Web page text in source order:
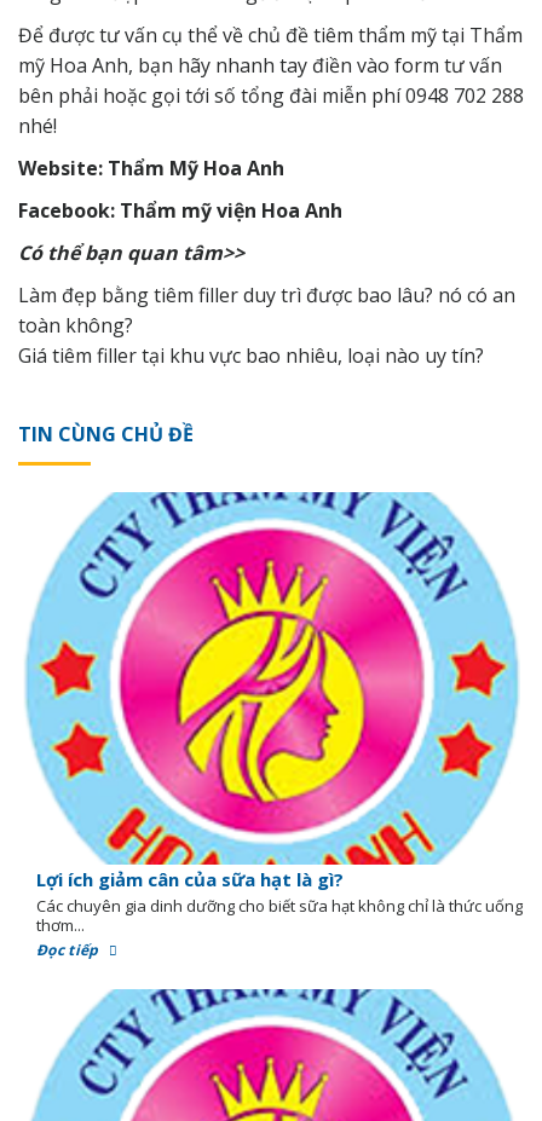
Để được tư vấn cụ thể về chủ đề tiêm thẩm mỹ tại Thẩm
mỹ Hoa Anh, bạn hãy nhanh tay điền vào form tư vấn
bên phải hoặc gọi tới số tổng đài miễn phí 0948 702 288
nhé!
Website: Thẩm Mỹ Hoa Anh
Facebook: Thẩm mỹ viện Hoa Anh
Có thể bạn quan tâm>>
Làm đẹp bằng tiêm filler duy trì được bao lâu? nó có an
toàn không?
Giá tiêm filler tại khu vực bao nhiêu, loại nào uy tín?
TIN CÙNG CHỦ ĐỀ
Lợi ích giảm cân của sữa hạt là gì?
Các chuyên gia dinh dưỡng cho biết sữa hạt không chỉ là thức uống
thơm...
Đọc tiếp